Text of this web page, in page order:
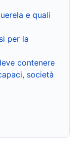
e quali
per la
contenere
società